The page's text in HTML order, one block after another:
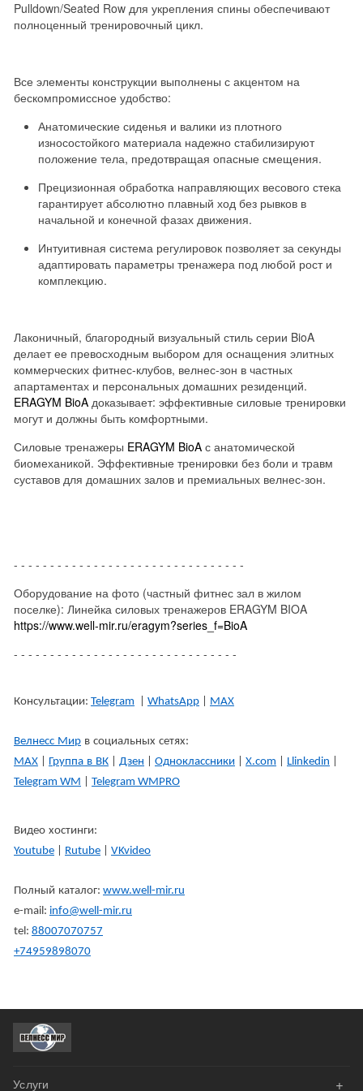
Pulldown/Seated Row для укрепления спины обеспечивают
полноценный тренировочный цикл.
Все элементы конструкции выполнены с акцентом на
бескомпромиссное удобство:
Анатомические сиденья и валики из плотного
износостойкого материала надежно стабилизируют
положение тела, предотвращая опасные смещения.
Прецизионная обработка направляющих весового стека
гарантирует абсолютно плавный ход без рывков в
начальной и конечной фазах движения.
Интуитивная система регулировок позволяет за секунды
адаптировать параметры тренажера под любой рост и
комплекцию.
Лаконичный, благородный визуальный стиль серии BioA
делает ее превосходным выбором для оснащения элитных
коммерческих фитнес-клубов, велнес-зон в частных
апартаментах и персональных домашних резиденций.
ERAGYM BioA доказывает: эффективные силовые тренировки
могут и должны быть комфортными.
Силовые тренажеры ERAGYM BioA с анатомической
биомеханикой. Эффективные тренировки без боли и травм
суставов для домашних залов и премиальных велнес-зон.
- - - - - - - - - - - - - - - - - - - - - - - - - - - - - - - -
Оборудование на фото (частный фитнес зал в жилом
поселке): Линейка силовых тренажеров ERAGYM BIOA
https://www.well-mir.ru/eragym?series_f=BioA
- - - - - - - - - - - - - - - - - - - - - - - - - - - - - - -
Консультации: Telegram WhatsApp MAX
Велнесс Мир в социальных сетях:
МАХ
Группа в ВК Дзен Одноклассники X.com Llinkedin
Telegram WM
Telegram WMPRO
Видео хостинги:
Youtube
Rutube VKvideo
Полный каталог: www.well-mir.ru
e-mail: info@well-mir.ru
tel: 88007070757
+74959898070
Услуги +